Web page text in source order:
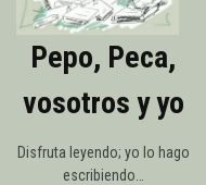
Pepo, Peca,
vosotros y yo
Disfruta leyendo; yo lo hago
escribiendo…